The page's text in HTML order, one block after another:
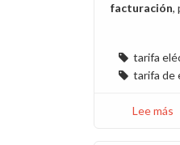
facturación,
tarifa
tarifa de
Lee más